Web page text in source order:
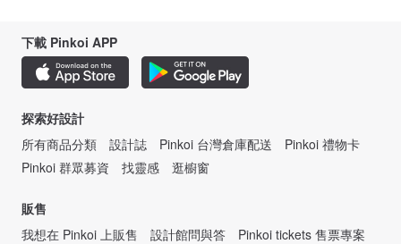
下載 Pinkoi APP
探索好設計
所有商品分類
設計誌 Pinkoi 台灣倉庫配送
Pinkoi 禮物卡
Pinkoi 群眾募資
找靈感 逛櫥窗
販售
我想在 Pinkoi 上販售
設計館問與答 Pinkoi tickets 售票專案